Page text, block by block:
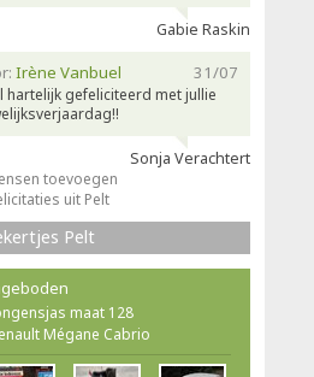
Gabie Raskin
31/07
Irène Vanbuel
hartelijk gefeliciteerd met jullie
Sonja Verachtert
toevoegen
uit Pelt
Pelt
maat 128
Mégane Cabrio